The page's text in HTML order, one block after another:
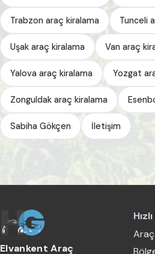
Trabzon araç kiralama Tunceli
Uşak araç kiralama Van araç
Yalova araç kiralama Yozgat
Zonguldak araç kiralama
Sabiha Gökçen İletişim
Elvankent Araç